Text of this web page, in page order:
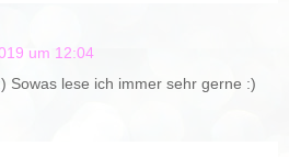
um 12:04
Sowas lese ich immer sehr gerne :)